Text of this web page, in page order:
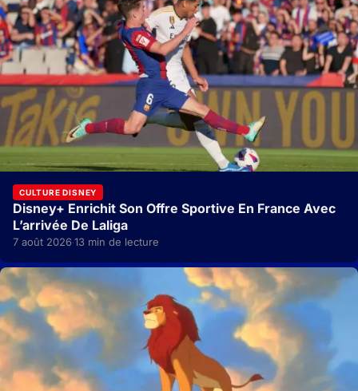
CULTURE DISNEY
Disney+ Enrichit Son Offre Sportive En France Avec
L’arrivée De Laliga
7 août 2026·13 min de lecture